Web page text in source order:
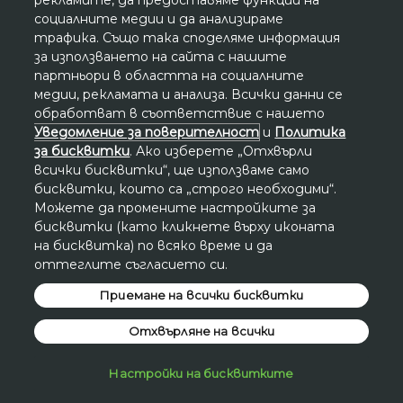
Всяко обявено намаление на цената се
изчислява спрямо най-ниската
www.avon.bg цена през последните 30
дни, освен ако не е посочено друго.
социалните медии и да анализираме
трафика. Също така споделяме информация
за използването на сайта с нашите
партньори в областта на социалните
медии, рекламата и анализа. Всички данни се
обработват в съответствие с нашето
Уведомление за поверителност и Политика
за бисквитки. Ако изберете „Отхвърли
всички бисквитки“, ще използваме само
бисквитки, които са „строго необходими“.
Можете да промените настройките за
бисквитки (като кликнете върху иконата
на бисквитка) по всяко време и да
оттеглите съгласието си.
Настройки на бисквитките
Отхвърляне на всички
Приемане на всички бисквитки